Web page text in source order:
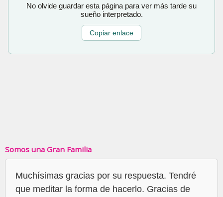
No olvide guardar esta página para ver más tarde su
sueño interpretado.
Copiar enlace
Somos una Gran Familia
Muchísimas gracias por su respuesta. Tendré
que meditar la forma de hacerlo. Gracias de